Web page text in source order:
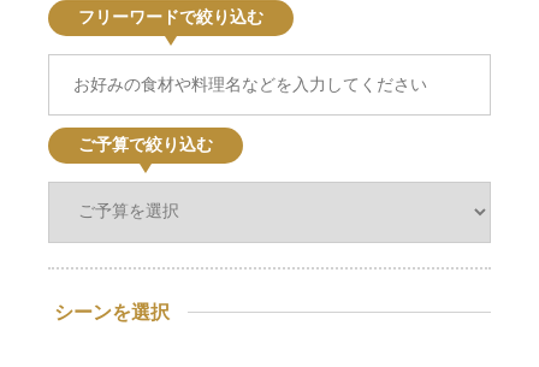
フリーワードで絞り込む
ご予算で絞り込む
シーンを選択